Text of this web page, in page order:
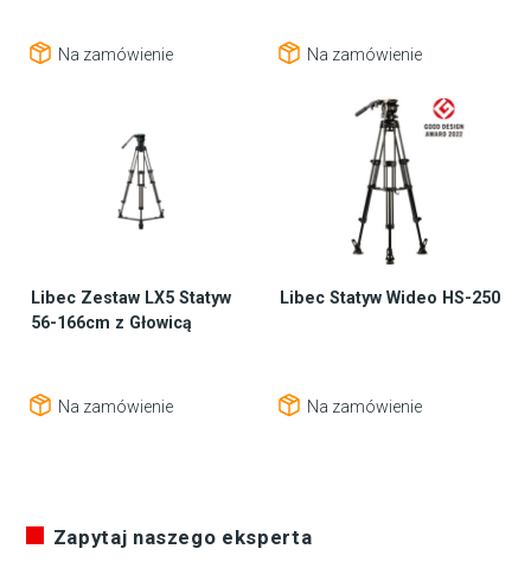
Na zamówienie Na zamówienie
Libec Zestaw LX5 Statyw
56-166cm z Głowicą
Na zamówienie
Libec Statyw Wideo HS-250
Na zamówienie
Zapytaj naszego eksperta